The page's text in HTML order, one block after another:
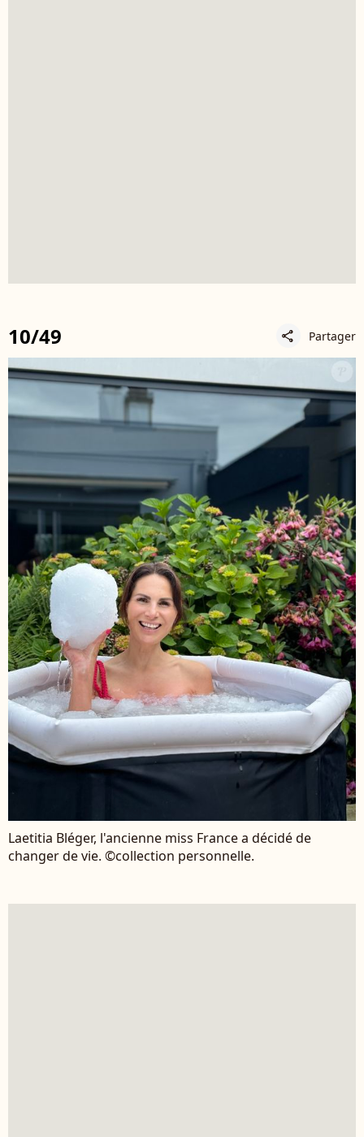
10/49 share Partager
Laetitia Bléger, l'ancienne miss France a décidé de
changer de vie. ©collection personnelle.